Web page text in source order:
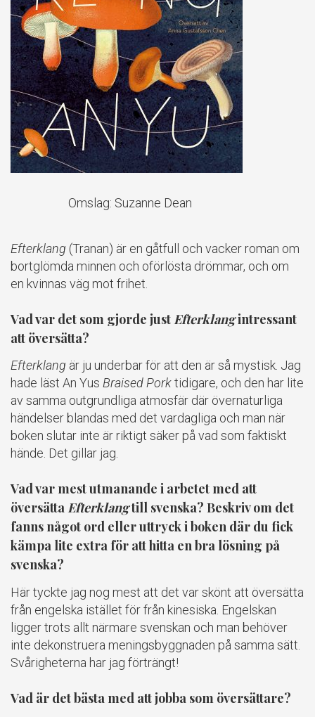
Omslag: Suzanne Dean
Efterklang (Tranan) är en gåtfull och vacker roman om
bortglömda minnen och oförlösta drömmar, och om
en kvinnas väg mot frihet.
Vad var det som gjorde just Efterklangintressant
att översätta?
Efterklang är ju underbar för att den är så mystisk. Jag
hade läst An Yus Braised Porktidigare, och den har lite
av samma outgrundliga atmosfär där övernaturliga
händelser blandas med det vardagliga och man när
boken slutar inte är riktigt säker på vad som faktiskt
hände. Det gillar jag.
Vad var mest utmanande i arbetet med att
översättaEfterklangtill svenska? Beskriv om det
fanns något ord eller uttryck i boken där du fick
kämpa lite extra för att hitta en bra lösning på
svenska?
Här tyckte jag nog mest att det var skönt att översätta
från engelska istället för från kinesiska. Engelskan
ligger trots allt närmare svenskan och man behöver
inte dekonstruera meningsbyggnaden på samma sätt.
Svårigheterna har jag förträngt!
Vad är det bästa med att jobba som översättare?